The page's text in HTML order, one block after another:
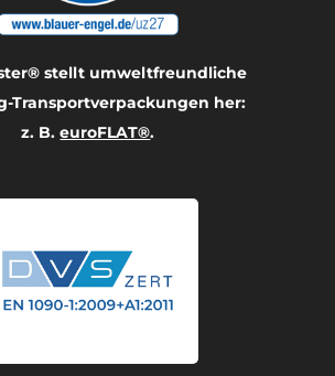
stellt umwelt­freundliche
Transport­verpackungen her:
z. B.euroFLAT®.